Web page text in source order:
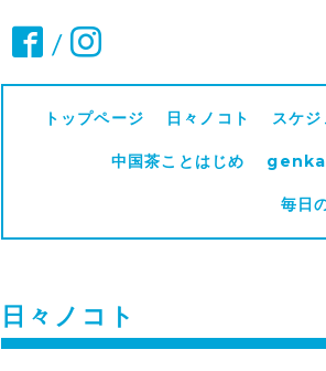
/
トップページ 日々ノコト スケ
中国茶ことはじめ
毎日
日々ノコト